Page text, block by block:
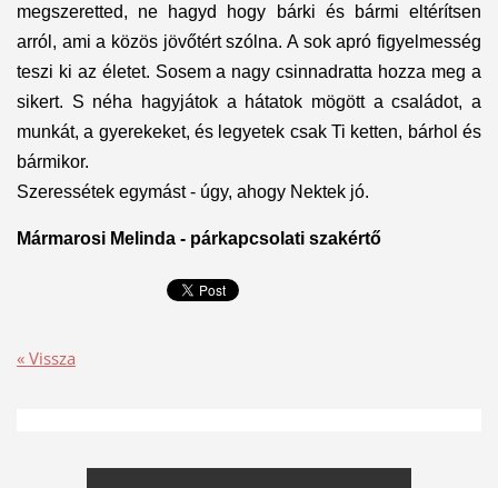
megszeretted, ne hagyd hogy bárki és bármi eltérítsen
arról, ami a közös jövőtért szólna. A sok apró figyelmesség
teszi ki az életet. Sosem a nagy csinnadratta hozza meg a
sikert. S néha hagyjátok a hátatok mögött a családot, a
munkát, a gyerekeket, és legyetek csak Ti ketten, bárhol és
bármikor.
Szeressétek egymást - úgy, ahogy Nektek jó.
Mármarosi Melinda - párkapcsolati szakértő
« Vissza